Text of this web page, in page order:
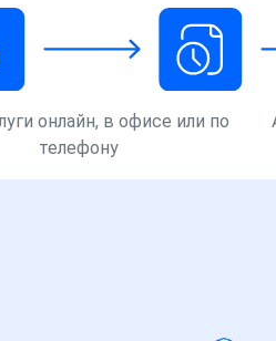
онлайн, в офисе или по
телефону